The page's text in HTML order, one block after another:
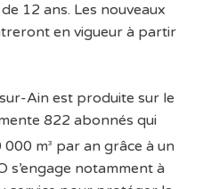
12 ans. Les nouveaux
en vigueur à partir
Ain est produite sur le
822 abonnés qui
000 m3
par an grâce à un
s’engage notamment à